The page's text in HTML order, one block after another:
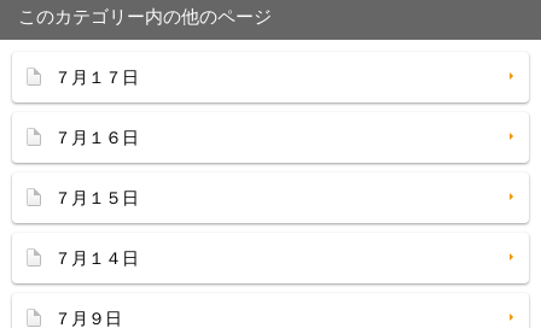
このカテゴリー内の他のページ
７月１７日
７月１６日
７月１５日
７月１４日
７月９日